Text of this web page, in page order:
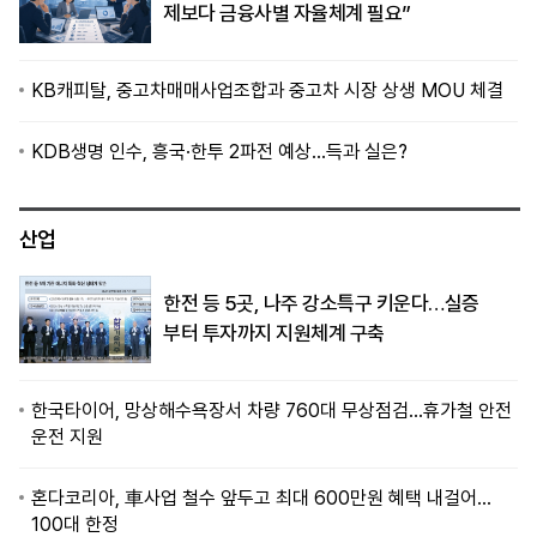
제보다 금융사별 자율체계 필요”
KB캐피탈, 중고차매매사업조합과 중고차 시장 상생 MOU 체결
KDB생명 인수, 흥국·한투 2파전 예상…득과 실은?
산업
한전 등 5곳, 나주 강소특구 키운다…실증
부터 투자까지 지원체계 구축
한국타이어, 망상해수욕장서 차량 760대 무상점검…휴가철 안전
운전 지원
혼다코리아, 車사업 철수 앞두고 최대 600만원 혜택 내걸어…
100대 한정